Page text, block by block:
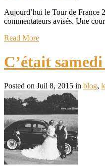
Aujourd’hui le Tour de France
commentateurs avisés. Une
Read More
C’était
Posted on Juil 8, 2015 in blog,